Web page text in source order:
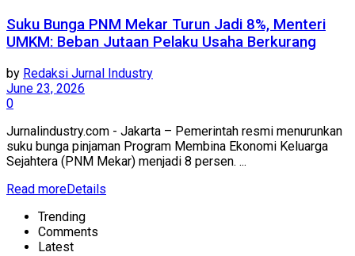
Suku Bunga PNM Mekar Turun Jadi 8%, Menteri
UMKM: Beban Jutaan Pelaku Usaha Berkurang
by Redaksi Jurnal Industry
June 23, 2026
0
Jurnalindustry.com - Jakarta – Pemerintah resmi menurunkan
suku bunga pinjaman Program Membina Ekonomi Keluarga
Sejahtera (PNM Mekar) menjadi 8 persen. ...
Read moreDetails
Trending
Comments
Latest